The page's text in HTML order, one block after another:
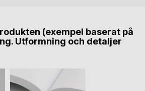
(exempel baserat på
Utformning och detaljer